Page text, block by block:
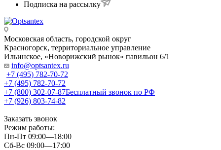
Подписка на рассылку
Московская область, городской округ
Красногорск, территориальное управление
Ильинское, «Новорижский рынок» павильон 6/1
info@optsantex.ru
+7 (495) 782-70-72
+7 (495) 782-70-72
+7 (800) 302-07-87Бесплатный звонок по РФ
+7 (926) 803-74-82
Заказать звонок
Режим работы:
Пн-Пт 09:00—18:00
Сб-Вс 09:00—17:00